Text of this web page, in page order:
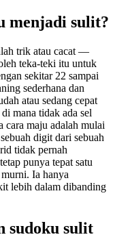
menjadi sulit?
trik atau cacat —
teka-teki itu untuk
sekitar 22 sampai
sederhana dan
atau sedang cepat
mana tidak ada sel
cara maju adalah mulai
digit dari sebuah
tidak pernah
punya tepat satu
Ia hanya
lebih dalam dibanding
sudoku sulit